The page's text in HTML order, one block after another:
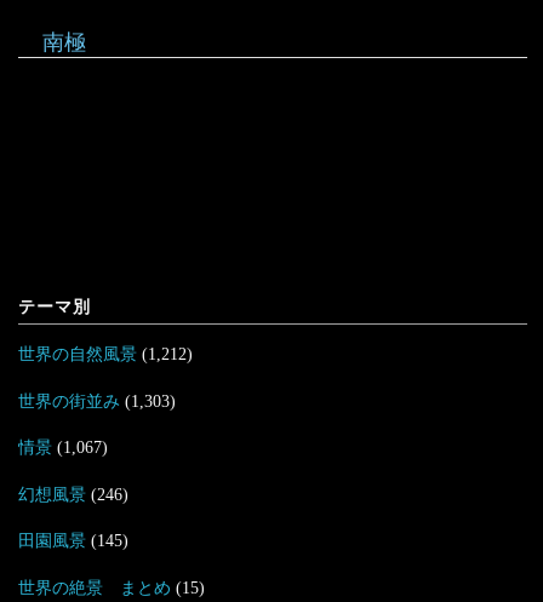
南極
テーマ別
世界の自然風景(1,212)
世界の街並み (1,303)
情景(1,067)
幻想風景(246)
田園風景(145)
世界の絶景 まとめ (15)